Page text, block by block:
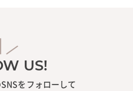
US!
をフォローして